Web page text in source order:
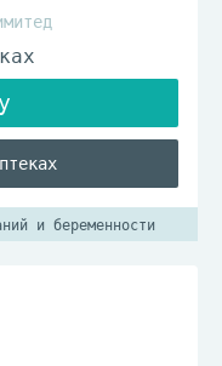
и беременности